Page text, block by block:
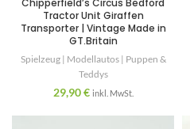
Chipperfield’s Circus Bedford
Tractor Unit Giraffen
Transporter | Vintage Made in
GT.Britain
Spielzeug | Modellautos | Puppen &
Teddys
29,90€ inkl. MwSt.